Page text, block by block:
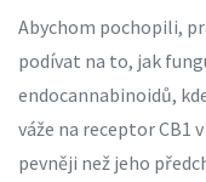
Abychom pochopili,
podívat na to, jak
endocannabinoidů,
váže na receptor CB1
pevněji než jeho